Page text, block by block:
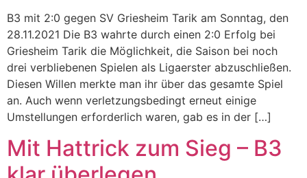
B3 mit 2:0 gegen SV Griesheim Tarik am Sonntag, den
28.11.2021 Die B3 wahrte durch einen 2:0 Erfolg bei
Griesheim Tarik die Möglichkeit, die Saison bei noch
drei verbliebenen Spielen als Ligaerster abzuschließen.
Diesen Willen merkte man ihr über das gesamte Spiel
an. Auch wenn verletzungsbedingt erneut einige
Umstellungen erforderlich waren, gab es in der […]
Mit Hattrick zum Sieg – B3